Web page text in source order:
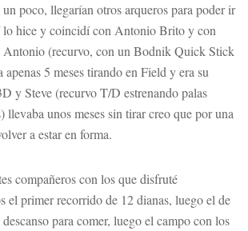
poco, llegarían otros arqueros para poder ir
lo hice y coincidí con Antonio Brito y con
Antonio (recurvo, con un Bodnik Quick Stick
5 meses tirando en Field y era su
y Steve (recurvo T/D estrenando palas
llevaba unos meses sin tirar creo que por una
a estar en forma.
compañeros con los que disfruté
el primer recorrido de 12 dianas, luego el de
para comer, luego el campo con los